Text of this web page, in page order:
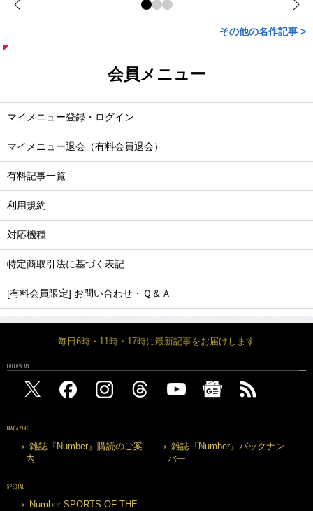
その他の名作記事 >
会員メニュー
マイメニュー登録・ログイン
マイメニュー退会（有料会員退会）
有料記事一覧
利用規約
対応機種
特定商取引法に基づく表記
[有料会員限定] お問い合わせ・Ｑ＆Ａ
毎日6時・11時・17時に最新記事をお届けします
FOLLOW US
MAGAZINE
雑誌『Number』購読のご案
内
雑誌『Number』バックナン
バー
SPECIAL
Number SPORTS OF THE